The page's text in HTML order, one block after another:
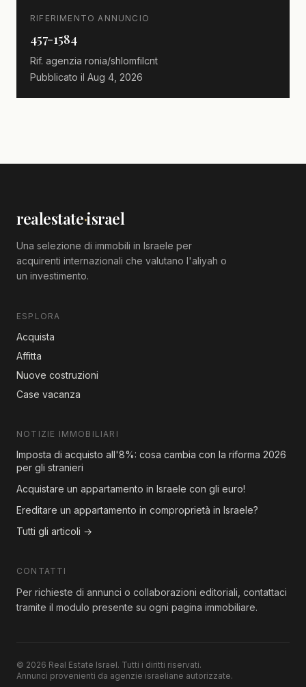
RIFERIMENTO ANNUNCIO
457-1584
Rif. agenzia ronia/shlomfilcnt
Pubblicato il Aug 4, 2026
realestate·israel
Una selezione di immobili in Israele per
acquirenti internazionali che valutano l'aliyah o
un investimento.
ESPLORA
Acquista
Affitta
Nuove costruzioni
Case vacanza
NOTIZIE IMMOBILIARI
Imposta di acquisto all'8%: cosa cambia con la riforma 2026
per gli stranieri
Acquistare un appartamento in Israele con gli euro!
Ereditare un appartamento in comproprietà in Israele?
Tutti gli articoli →
CONTATTI
Per richieste di annunci o collaborazioni editoriali, contattaci
tramite il modulo presente su ogni pagina immobiliare.
© 2026 Real Estate Israel. Tutti i diritti riservati.
Annunci provenienti da agenzie israeliane autorizzate.